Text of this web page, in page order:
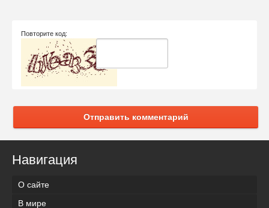
Повторите код:
Отправить комментарий
Навигация
О сайте
В мире